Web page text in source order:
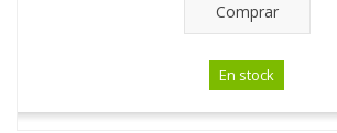
Comprar
En stock